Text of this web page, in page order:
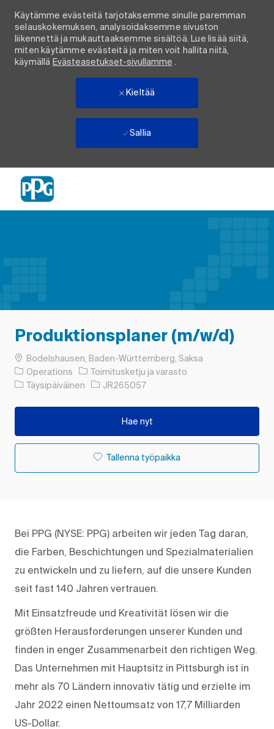
Käytämme evästeitä tarjotaksemme sinulle paremman
selauskokemuksen, analysoidaksemme sivuston
liikennettä ja mukauttaaksemme sisältöä. Lue lisää siitä,
miten käytämme evästeitä ja miten voit hallita niitä,
käymällä Evästeasetukset-sivullamme .
Kieltää
Sallia
Produktionsplaner (m/w/d)
PaikkaBodelshausen, Baden-Württemberg, Saksa
Operations
Luokka
Toimitusketju ja varasto
Työn tyyppi
Täysipäiväinen Työn tunnus
JR265057
Hae nyt
Tallenna työpaikka
Bei PPG (NYSE: PPG) arbeiten wir jeden Tag daran,
die Farben, Beschichtungen und Spezialmaterialien
zu entwickeln und zu liefern, auf die unsere Kunden
seit fast 140 Jahren vertrauen.
Mit Einsatzfreude und Kreativität lösen wir die
größten Herausforderungen unserer Kunden und
finden in enger Zusammenarbeit den richtigen Weg.
Das Unternehmen mit Hauptsitz in Pittsburgh ist in
mehr als 70 Ländern innovativ tätig und erzielte im
Jahr 2022 einen Nettoumsatz von 17,7 Milliarden
US-Dollar.